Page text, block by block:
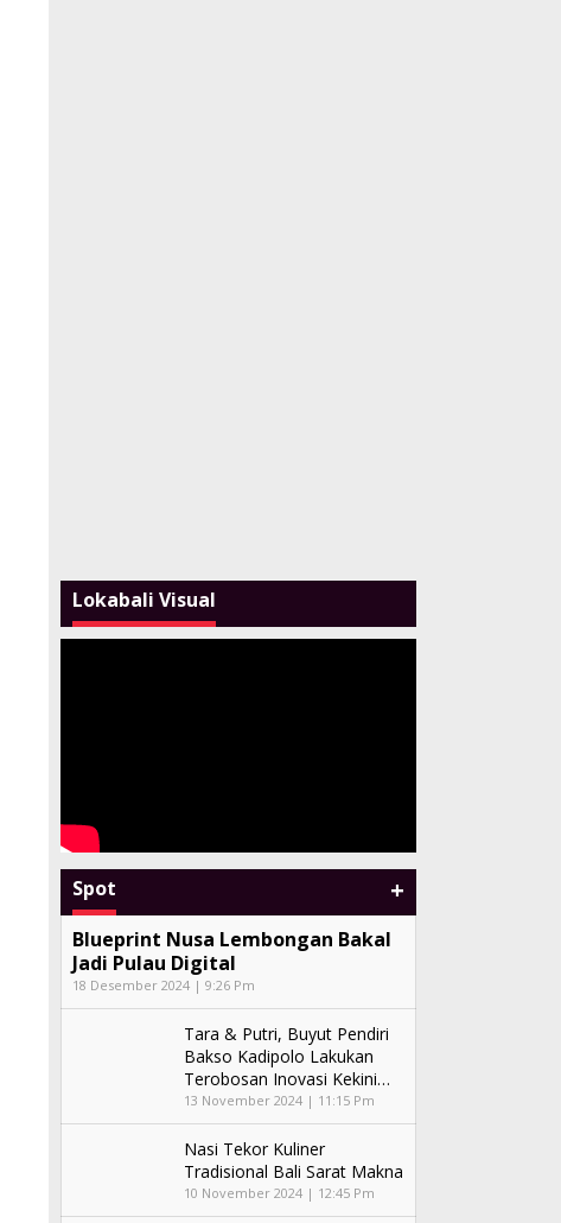
Lokabali Visual
Spot +
Blueprint Nusa Lembongan Bakal
Jadi Pulau Digital
18 Desember 2024 | 9:26 Pm
Tara & Putri, Buyut Pendiri
Bakso Kadipolo Lakukan
Terobosan Inovasi Kekini…
13 November 2024 | 11:15 Pm
Nasi Tekor Kuliner
Tradisional Bali Sarat Makna
10 November 2024 | 12:45 Pm